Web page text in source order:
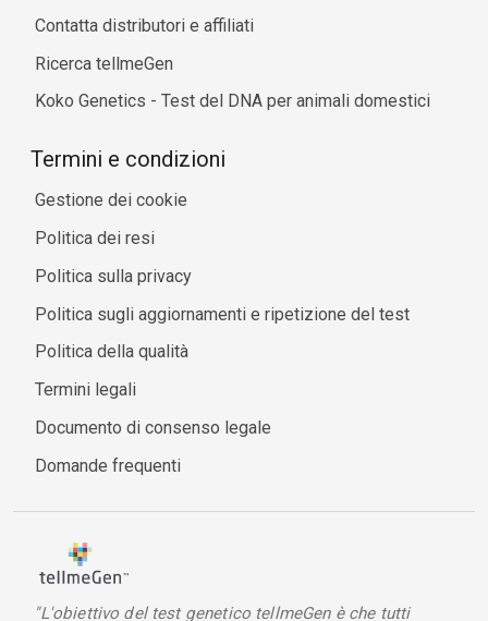
Contatta distributori e affiliati
Ricerca tellmeGen
Koko Genetics - Test del DNA per animali domestici
Termini e condizioni
Gestione dei cookie
Politica dei resi
Politica sulla privacy
Politica sugli aggiornamenti e ripetizione del test
Politica della qualità
Termini legali
Documento di consenso legale
Domande frequenti
"L'obiettivo del test genetico tellmeGen è che tutti